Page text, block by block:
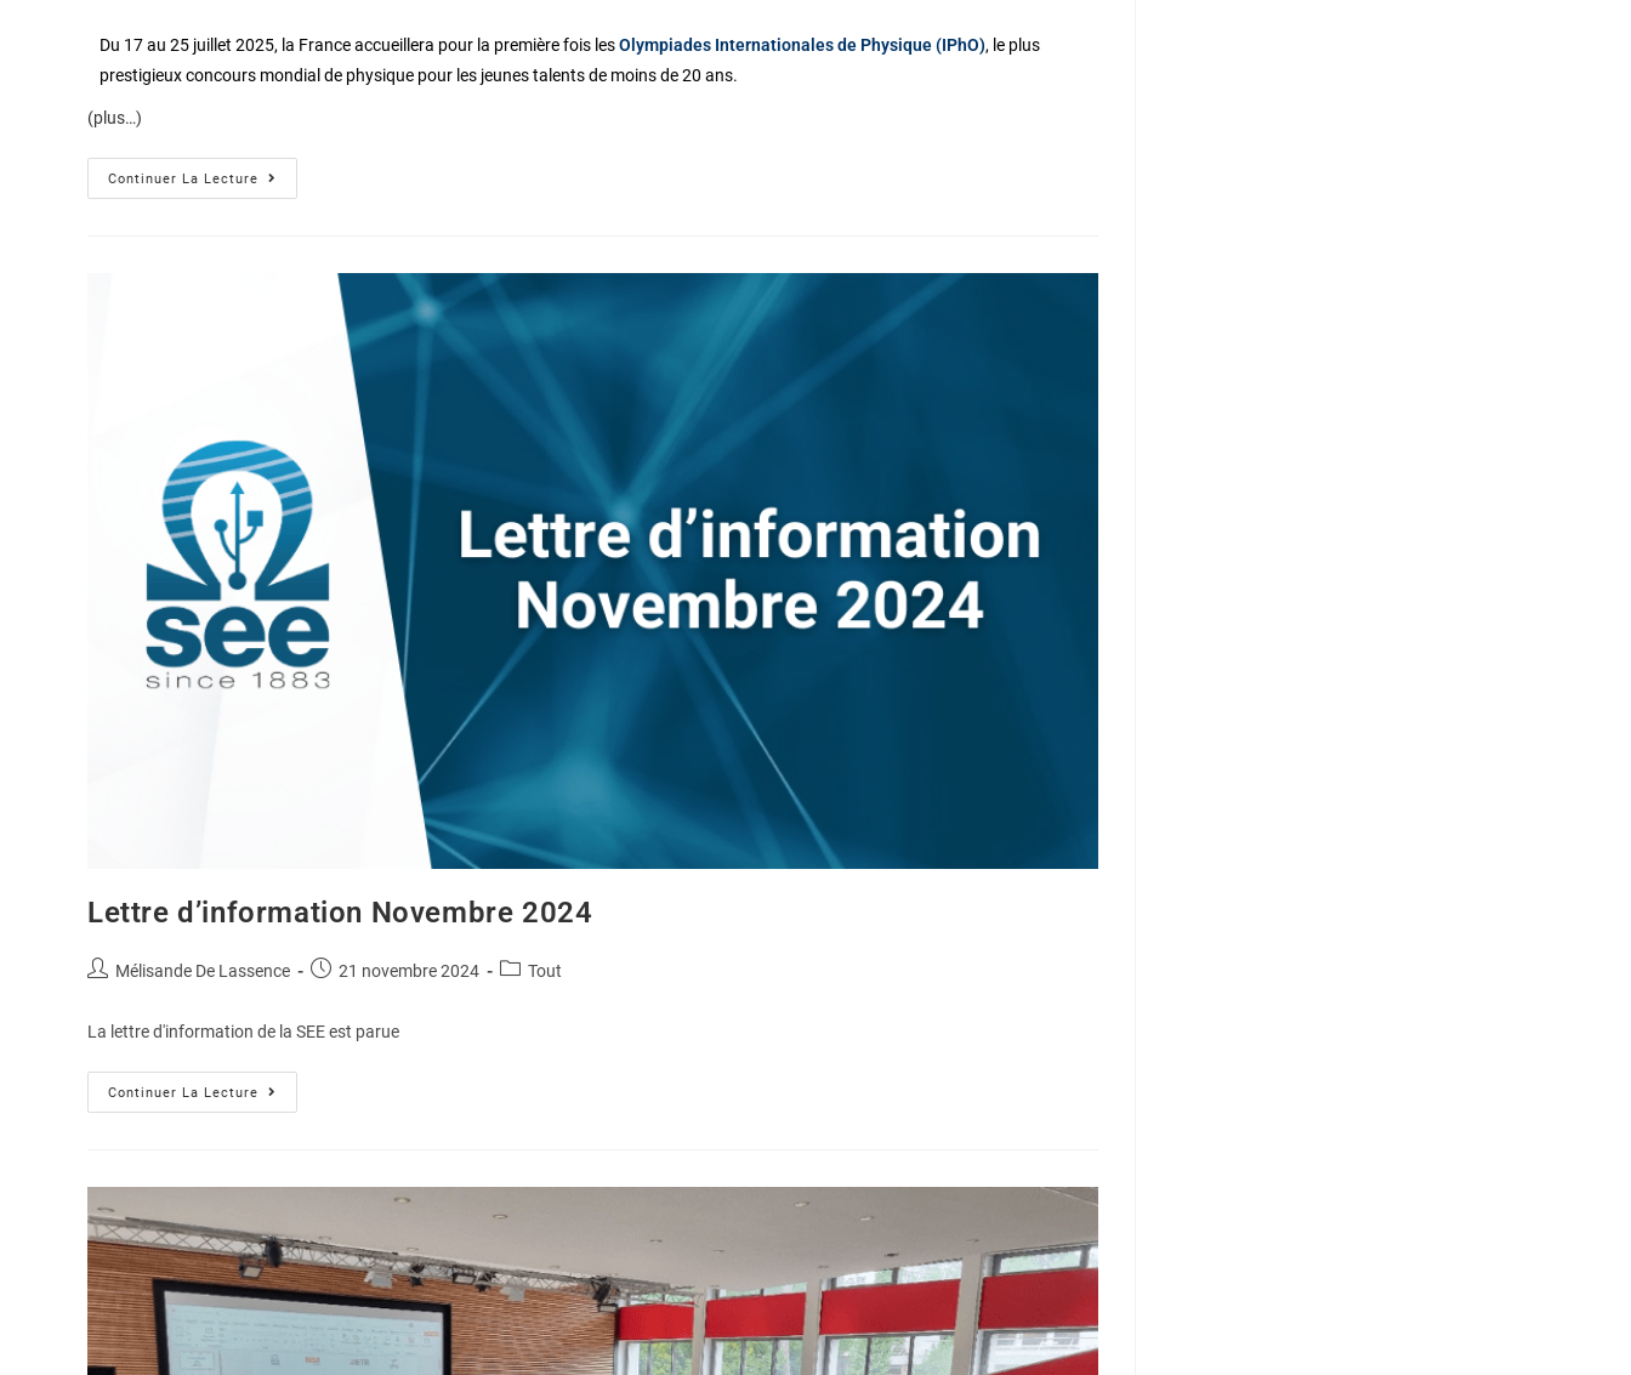
Du 17 au 25 juillet 2025, la France accueillera pour la première fois lesOlympiades Internationales de Physique (IPhO), le plus
prestigieux concours mondial de physique pour les jeunes talents de moins de 20 ans.
(plus…)
Continuer La Lecture
Lettre d’information Novembre 2024
Mélisande De Lassence 21 novembre 2024 Tout
La lettre d'information de la SEE est parue
Continuer La Lecture